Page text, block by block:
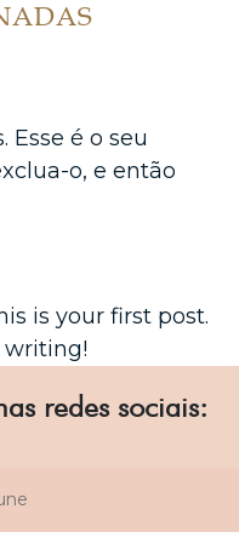
Esse é o seu
o, e então
is your first post.
writing!
redes sociais: